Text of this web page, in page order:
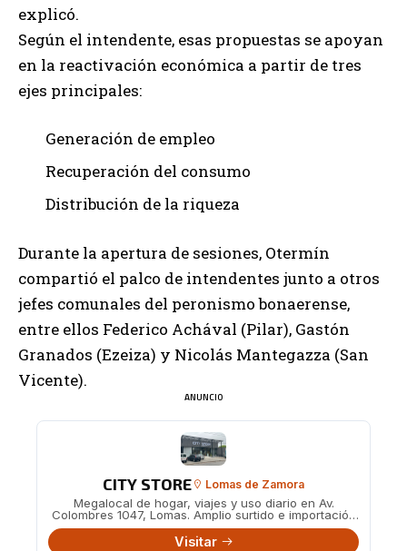
explicó.
Según el intendente, esas propuestas se apoyan
en la reactivación económica a partir de tres
ejes principales:
Generación de empleo
Recuperación del consumo
Distribución de la riqueza
Durante la apertura de sesiones, Otermín
compartió el palco de intendentes junto a otros
jefes comunales del peronismo bonaerense,
entre ellos Federico Achával (Pilar), Gastón
Granados (Ezeiza) y Nicolás Mantegazza (San
Vicente).
ANUNCIO
CITY STORE Lomas de Zamora
Megalocal de hogar, viajes y uso diario en Av.
Colombres 1047, Lomas. Amplio surtido e importación
directa.
Visitar